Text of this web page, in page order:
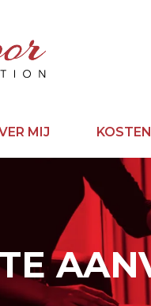
MIJ KOSTEN